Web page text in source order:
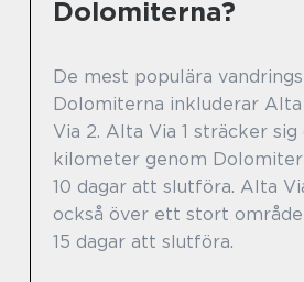
Dolomiterna?
De mest populära
Dolomiterna inkluderar Alta
Via 2. Alta Via 1 sträcker sig
kilometer genom
10 dagar att slutföra. Alta
också över ett stort
15 dagar att slutföra.